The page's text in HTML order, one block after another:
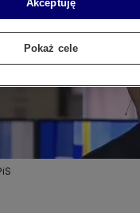
Akceptuję
Pokaż cele